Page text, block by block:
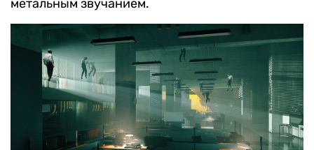
метальным звучанием.